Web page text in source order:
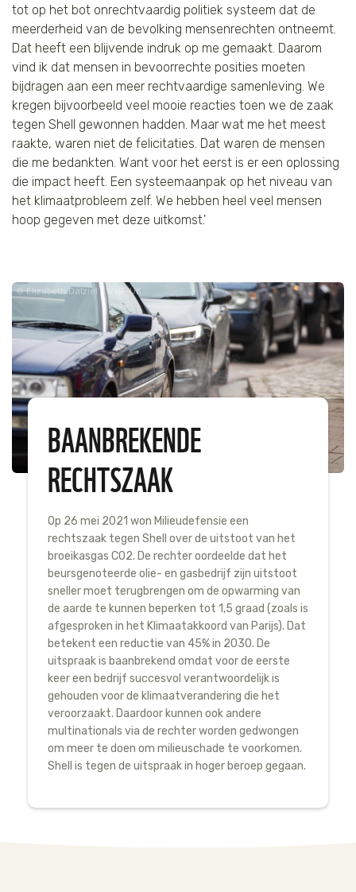
tot op het bot onrechtvaardig politiek systeem dat de
meerderheid van de bevolking mensenrechten ontneemt.
Dat heeft een blijvende indruk op me gemaakt. Daarom
vind ik dat mensen in bevoorrechte posities moeten
bijdragen aan een meer rechtvaardige samenleving. We
kregen bijvoorbeeld veel mooie reacties toen we de zaak
tegen Shell gewonnen hadden. Maar wat me het meest
raakte, waren niet de felicitaties. Dat waren de mensen
die me bedankten. Want voor het eerst is er een oplossing
die impact heeft. Een systeemaanpak op het niveau van
het klimaatprobleem zelf. We hebben heel veel mensen
hoop gegeven met deze uitkomst.'
Elizabeth Dalziel / WWF-UK
BAANBREKENDE
RECHTSZAAK
Op 26 mei 2021 won Milieudefensie een
rechtszaak tegen Shell over de uitstoot van het
broeikasgas CO2. De rechter oordeelde dat het
beursgenoteerde olie- en gasbedrijf zijn uitstoot
sneller moet terugbrengen om de opwarming van
de aarde te kunnen beperken tot 1,5 graad (zoals is
afgesproken in het Klimaatakkoord van Parijs). Dat
betekent een reductie van 45% in 2030. De
uitspraak is baanbrekend omdat voor de eerste
keer een bedrijf succesvol verantwoordelijk is
gehouden voor de klimaatverandering die het
veroorzaakt. Daardoor kunnen ook andere
multinationals via de rechter worden gedwongen
om meer te doen om milieuschade te voorkomen.
Shell is tegen de uitspraak in hoger beroep gegaan.